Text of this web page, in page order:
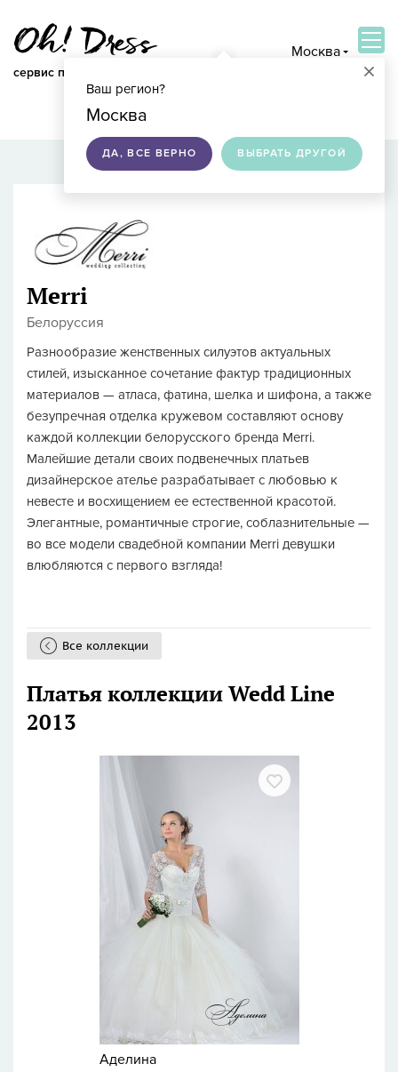
сервис по подбору свадебных платьев
Москва
×
Ваш регион?
Москва
ДА, ВСЕ ВЕРНО ВЫБРАТЬ ДРУГОЙ
Merri
Белоруссия
Разнообразие женственных силуэтов актуальных
стилей, изысканное сочетание фактур традиционных
материалов — атласа, фатина, шелка и шифона, а также
безупречная отделка кружевом составляют основу
каждой коллекции белорусского бренда Merri.
Малейшие детали своих подвенечных платьев
дизайнерское ателье разрабатывает с любовью к
невесте и восхищением ее естественной красотой.
Элегантные, романтичные строгие, соблазнительные —
во все модели свадебной компании Merri девушки
влюбляются с первого взгляда!
Все коллекции
Платья коллекции Wedd Line
2013
Аделина